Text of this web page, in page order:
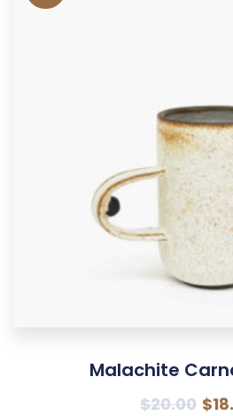
Malachite
$20.00 $